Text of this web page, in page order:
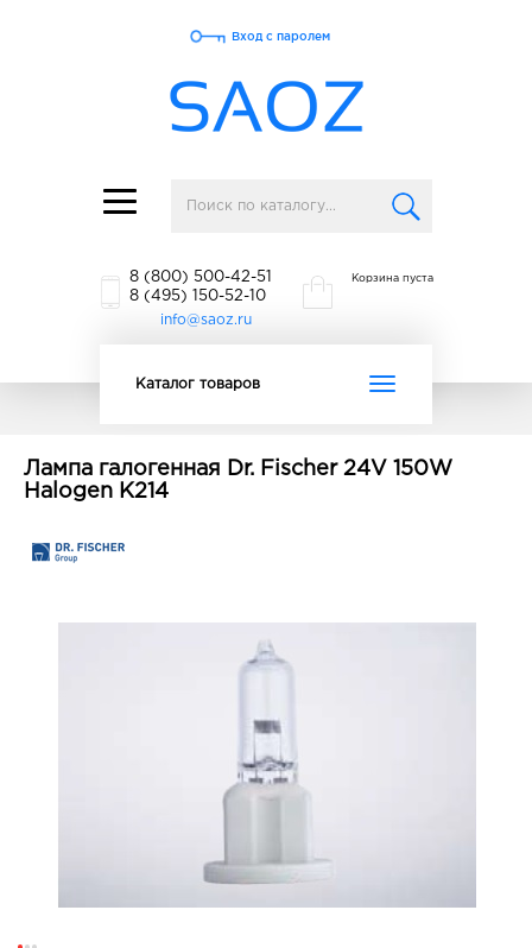
Toggle
navigation
Вход с паролем
8 (800) 500-42-51
8 (495) 150-52-10
info@saoz.ru
Корзина пуста
Toggle
Каталог товаров
Лампа галогенная Dr. Fischer 24V 150W
Halogen K214